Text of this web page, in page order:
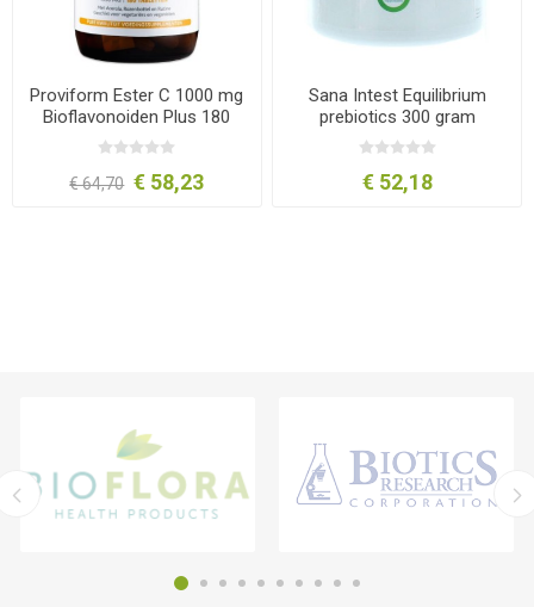
Proviform Ester C 1000 mg
Bioflavonoiden Plus 180
tabletten
€ 64,70 € 58,23
Sana Intest Equilibrium
prebiotics 300 gram
€ 52,18